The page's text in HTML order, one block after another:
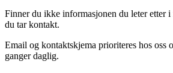
Finner du ikke informasjonen du leter etter
du tar kontakt.
Email og kontaktskjema prioriteres hos oss
ganger daglig.